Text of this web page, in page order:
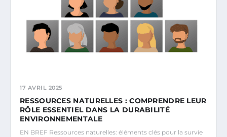
17 AVRIL 2025
RESSOURCES NATURELLES : COMPRENDRE LEUR
RÔLE ESSENTIEL DANS LA DURABILITÉ
ENVIRONNEMENTALE
EN BREF Ressources naturelles: éléments clés pour la survie